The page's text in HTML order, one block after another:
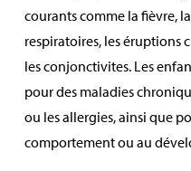
courants comme la fièvre,
respiratoires, les éruptions
les conjonctivites. Les
pour des maladies
ou les allergies, ainsi que
comportement ou au